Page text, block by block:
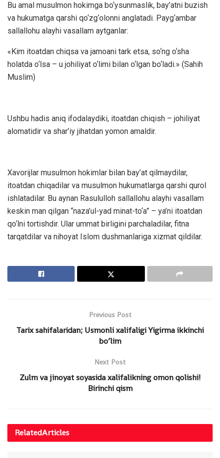
Bu amal musulmon hokimga bo‘ysunmaslik, bay’atni buzish
va hukumatga qarshi qo‘zg‘olonni anglatadi. Payg‘ambar
sallallohu alayhi vasallam aytganlar:
«Kim itoatdan chiqsa va jamoani tark etsa, so‘ng o‘sha
holatda o‘lsa – u johiliyat o‘limi bilan o‘lgan bo‘ladi.» (Sahih
Muslim)
Ushbu hadis aniq ifodalaydiki, itoatdan chiqish – johiliyat
alomatidir va shar’iy jihatdan yomon amaldir.
Xavorijlar musulmon hokimlar bilan bay’at qilmaydilar,
itoatdan chiqadilar va musulmon hukumatlarga qarshi qurol
ishlatadilar. Bu aynan Rasululloh sallallohu alayhi vasallam
keskin man qilgan “naza’ul-yad minat-to‘a” – ya’ni itoatdan
qo‘lni tortishdir. Ular ummat birligini parchaladilar, fitna
tarqatdilar va nihoyat Islom dushmanlariga xizmat qildilar.
Previous Post
Tarix sahifalaridan; Usmonli xalifaligi Yigirma ikkinchi
bo’lim
Next Post
Zulm va jinoyat soyasida xalifalikning omon qolishi!
Birinchi qism
RelatedArticles